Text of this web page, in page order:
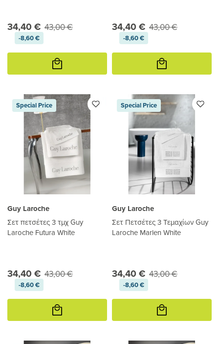
34,40 € 43,00 €
-8,60 €
Προσθήκη
καλάθι
34,40 € 43,00 €
-8,60 €
Προσθήκη
καλάθι
Special Price
Guy Laroche
Σετ πετσέτες 3 τμχ Guy
Laroche Futura White
34,40 € 43,00 €
-8,60 €
Προσθήκη
καλάθι
Special Price
Guy Laroche
Σετ Πετσέτες 3 Τεμαχίων Guy
Laroche Marlen White
34,40 € 43,00 €
-8,60 €
Προσθήκη
καλάθι